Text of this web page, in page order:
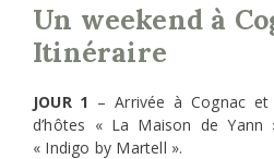
Un weekend à
Itinéraire
JOUR 1 – Arrivée à Cognac
d’hôtes « La Maison de
« Indigo by Martell ».